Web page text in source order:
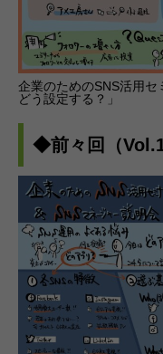
企業のためのSNS活用セ
どう設定する？」
◆前々回（